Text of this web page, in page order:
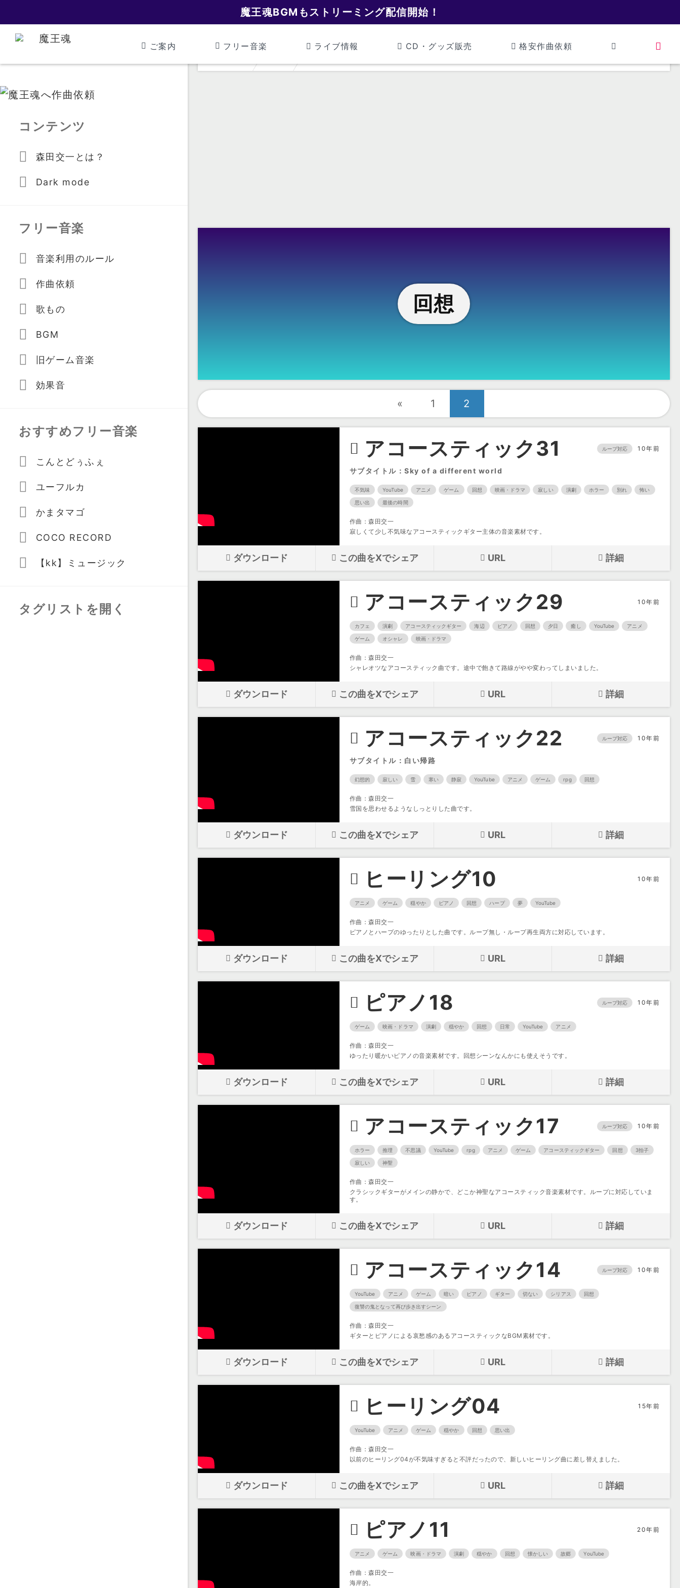
魔王魂BGMもストリーミング配信開始！
ご案内 フリー音楽 ライブ情報 CD・グッズ販売
格安作曲依頼
回想
« 1 2
アコースティック31 ループ対応 10年前
サブタイトル：Sky of a different world
不気味 YouTube アニメ ゲーム 回想 映画・ドラマ 寂しい 演劇 ホラー 別れ 怖い
思い出 最後の時間
作曲：森田交一
寂しくて少し不気味なアコースティックギター主体の音楽素材です。
ダウンロード この曲をXでシェア URL 詳細
アコースティック29 10年前
カフェ 演劇 アコースティックギター 海辺 ピアノ 回想 夕日 癒し YouTube アニメ
ゲーム オシャレ 映画・ドラマ
作曲：森田交一
シャレオツなアコースティック曲です。途中で飽きて路線がやや変わってしまいました。
ダウンロード この曲をXでシェア URL 詳細
アコースティック22 ループ対応 10年前
サブタイトル：白い帰路
幻想的 寂しい 雪 寒い 静寂 YouTube アニメ ゲーム rpg 回想
作曲：森田交一
雪国を思わせるようなしっとりした曲です。
ダウンロード この曲をXでシェア URL 詳細
ヒーリング10 10年前
アニメ ゲーム 穏やか ピアノ 回想 ハープ 夢 YouTube
作曲：森田交一
ピアノとハープのゆったりとした曲です。ループ無し・ループ再生両方に対応しています。
ダウンロード この曲をXでシェア URL 詳細
ピアノ18 ループ対応 10年前
ゲーム 映画・ドラマ 演劇 穏やか 回想 日常 YouTube アニメ
作曲：森田交一
ゆったり暖かいピアノの音楽素材です。回想シーンなんかにも使えそうです。
ダウンロード この曲をXでシェア URL 詳細
アコースティック17 ループ対応 10年前
ホラー 推理 不思議 YouTube rpg アニメ ゲーム アコースティックギター 回想 3拍子
寂しい 神聖
作曲：森田交一
クラシックギターがメインの静かで、どこか神聖なアコースティック音楽素材です。ループに対応していま
す。
ダウンロード この曲をXでシェア URL 詳細
アコースティック14 ループ対応 10年前
YouTube アニメ ゲーム 暗い ピアノ ギター 切ない シリアス 回想
復讐の鬼となって再び歩き出すシーン
作曲：森田交一
ギターとピアノによる哀愁感のあるアコースティックなBGM素材です。
ダウンロード この曲をXでシェア URL 詳細
ヒーリング04 15年前
YouTube アニメ ゲーム 穏やか 回想 思い出
作曲：森田交一
以前のヒーリング04が不気味すぎると不評だったので、新しいヒーリング曲に差し替えました。
ダウンロード この曲をXでシェア URL 詳細
ピアノ11 20年前
アニメ ゲーム 映画・ドラマ 演劇 穏やか 回想 懐かしい 故郷 YouTube
作曲：森田交一
海岸的。
コンテンツ
森田交一とは？
Dark mode
フリー音楽
音楽利用のルール
作曲依頼
歌もの
BGM
旧ゲーム音楽
効果音
おすすめフリー音楽
こんとどぅふぇ
ユーフルカ
かまタマゴ
COCO RECORD
【kk】ミュージック
タグリストを開く